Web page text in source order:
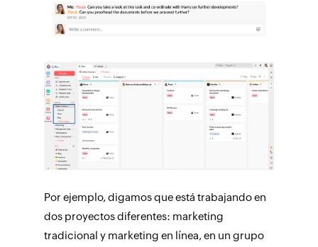
Por ejemplo, digamos que está trabajando en
dos proyectos diferentes: marketing
tradicional y marketing en línea, en un grupo